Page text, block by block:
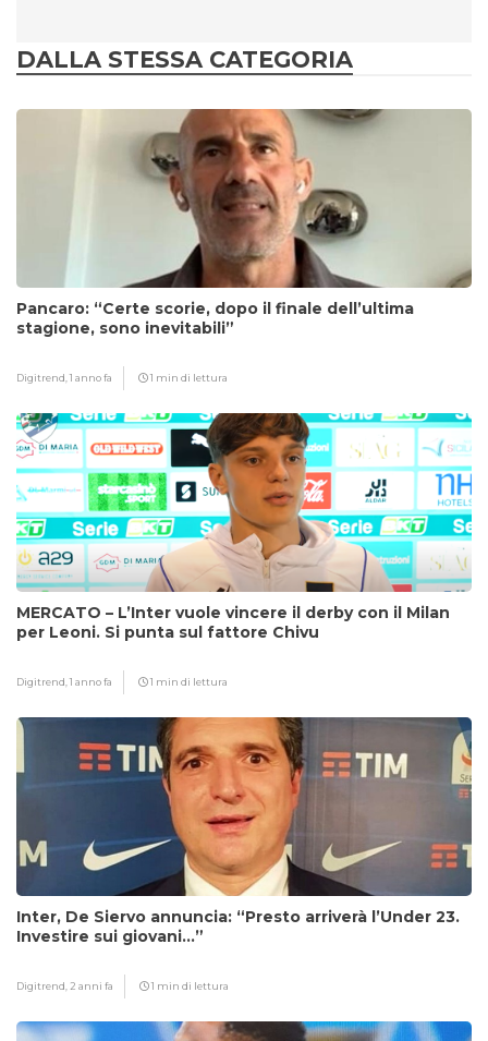
DALLA STESSA CATEGORIA
Pancaro: “Certe scorie, dopo il finale dell’ultima
stagione, sono inevitabili”
Digitrend,1 anno fa 1 min di lettura
MERCATO – L’Inter vuole vincere il derby con il Milan
per Leoni. Si punta sul fattore Chivu
Digitrend,1 anno fa 1 min di lettura
Inter, De Siervo annuncia: “Presto arriverà l’Under 23.
Investire sui giovani…”
Digitrend, 2 anni fa 1 min di lettura